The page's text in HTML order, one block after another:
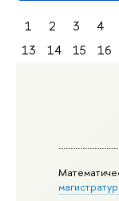
1 2 3 4
13
14 15 16